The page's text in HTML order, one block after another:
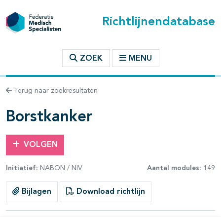
Richtlijnendatabase
ZOEK MENU
Terug naar zoekresultaten
Borstkanker
VOLGEN
Initiatief: NABON / NIV Aantal modules: 149
Bijlagen Download richtlijn
binnen deze richtlijn
open- en dichtklappen
open- en dichtklappen
open- en dichtklappen